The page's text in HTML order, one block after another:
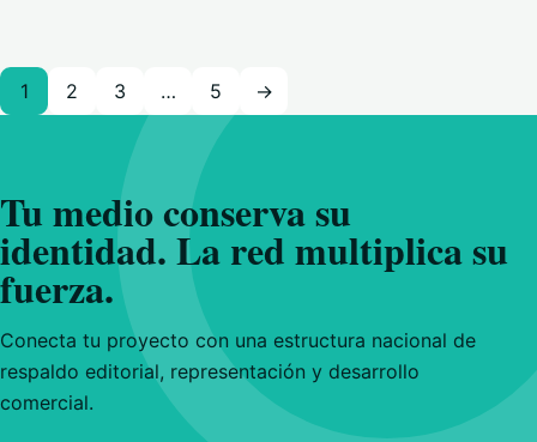
Paginación de entradas
1 2 3 … 5 →
Tu medio conserva su
identidad. La red multiplica su
fuerza.
Conecta tu proyecto con una estructura nacional de
respaldo editorial, representación y desarrollo
comercial.